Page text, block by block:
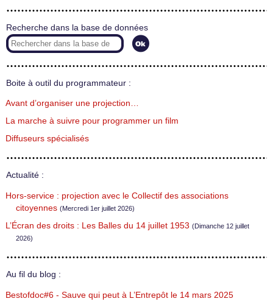
Recherche dans la base de données
Boite à outil du programmateur :
Avant d’organiser une projection…
La marche à suivre pour programmer un film
Diffuseurs spécialisés
Actualité :
Hors-service : projection avec le Collectif des associations
citoyennes (Mercredi 1er juillet 2026)
L’Écran des droits : Les Balles du 14 juillet 1953 (Dimanche 12 juillet
2026)
Au fil du blog :
Bestofdoc#6 - Sauve qui peut à L’Entrepôt le 14 mars 2025